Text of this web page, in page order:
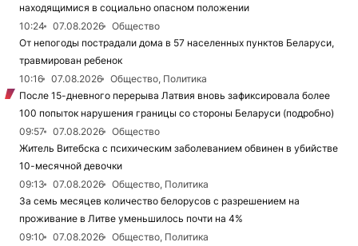
находящимися в социально опасном положении
10:24
07.08.2026
Общество
От непогоды пострадали дома в 57 населенных пунктов Беларуси,
травмирован ребенок
10:16
07.08.2026
Общество, Политика
После 15-дневного перерыва Латвия вновь зафиксировала более
100 попыток нарушения границы со стороны Беларуси (подробно)
09:57
07.08.2026
Общество
Житель Витебска с психическим заболеванием обвинен в убийстве
10-месячной девочки
09:13
07.08.2026
Общество, Политика
За семь месяцев количество белорусов с разрешением на
проживание в Литве уменьшилось почти на 4%
09:10
07.08.2026
Общество, Политика